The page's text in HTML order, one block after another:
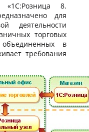
«1С:Розница 8.
для
деятельности
торговых
в
требования